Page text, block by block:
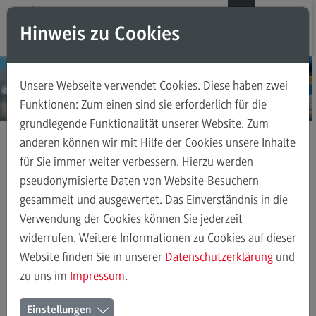
Direkt zum Inhalt
Direkt zum Hauptmenu
Direkt zum Footer
Modul-O-Mat
Masterstudiengänge
Accounting, Controlling, Taxation
Accounting, Controlling, Taxation
Modulangebot
Berufsperspektiven
Kontakt
Advanced Practice in Healthcare
Advanced Practice in Healthcare
Rahmenbedingungen
Masterstudiengänge
Supply Chain Management, Logistics, Production
Ihr Kontakt zum Master Supply
Hinweis zu Cookies
Unsere Webseite verwendet Cookies. Diese haben zwei
Funktionen: Zum einen sind sie erforderlich für die
grundlegende Funktionalität unserer Website. Zum
anderen können wir mit Hilfe der Cookies unsere Inhalte
für Sie immer weiter verbessern. Hierzu werden
pseudonymisierte Daten von Website-Besuchern
gesammelt und ausgewertet. Das Einverständnis in die
Verwendung der Cookies können Sie jederzeit
widerrufen. Weitere Informationen zu Cookies auf dieser
Website finden Sie in unserer Datenschutzerklärung und
zu uns im Impressum.
Einstellungen